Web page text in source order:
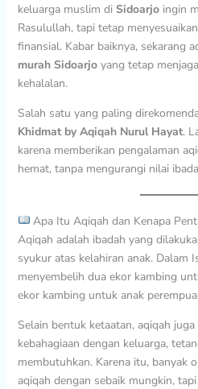
keluarga muslim di Sidoarjoingin
Rasulullah, tapi tetap
finansial. Kabar baiknya, sekarang
murah Sidoarjoyang tetap
kehalalan.
Salah satu yang paling
Khidmat by Aqiqah Nurul Hayat.
karena memberikan pengalaman
hemat, tanpa mengurangi nilai
Apa Itu Aqiqah dan Kenapa
Aqiqah adalah ibadah yang
syukur atas kelahiran anak. Dalam
menyembelih dua ekor kambing
ekor kambing untuk anak
Selain bentuk ketaatan, aqiqah
kebahagiaan dengan keluarga,
membutuhkan. Karena itu, banyak
aqiqah dengan sebaik mungkin,